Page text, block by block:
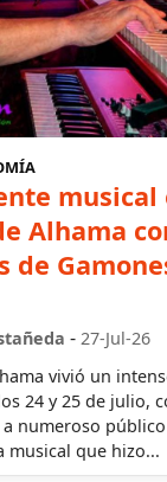
musical
Alhama
de
- 27-Jul-26
vivió un
24 y 25 de julio,
numeroso
musical que hizo...